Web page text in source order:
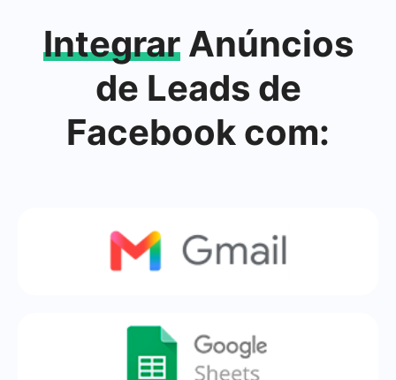
IntegrarAnúncios
de Leads de
Facebook com: